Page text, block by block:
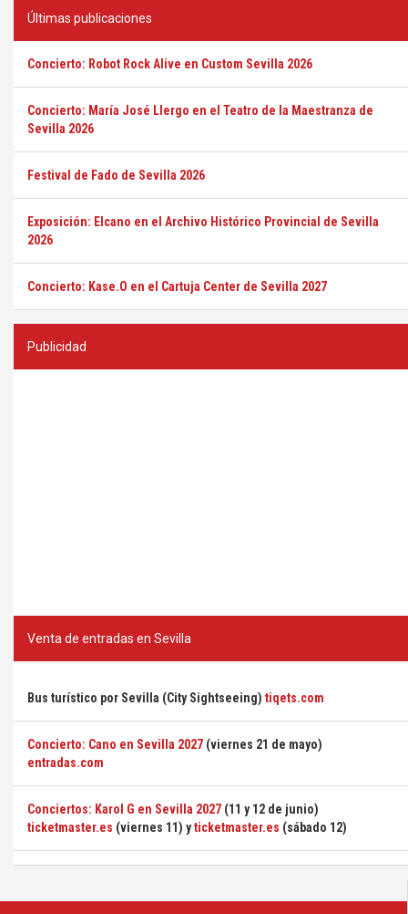
Últimas publicaciones
Concierto: Robot Rock Alive en Custom Sevilla 2026
Concierto: María José Llergo en el Teatro de la Maestranza de
Sevilla 2026
Festival de Fado de Sevilla 2026
Exposición: Elcano en el Archivo Histórico Provincial de Sevilla
2026
Concierto: Kase.O en el Cartuja Center de Sevilla 2027
Publicidad
Venta de entradas en Sevilla
Bus turístico por Sevilla (City Sightseeing) tiqets.com
Concierto: Cano en Sevilla 2027 (viernes 21 de mayo)
entradas.com
Conciertos: Karol G en Sevilla 2027 (11 y 12 de junio)
ticketmaster.es (viernes 11) yticketmaster.es (sábado 12)